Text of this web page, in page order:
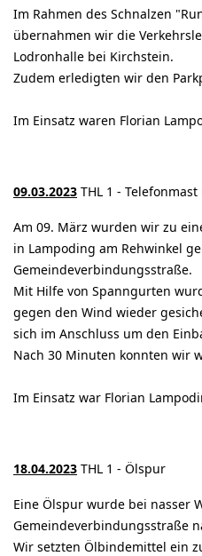
Im Rahmen des Schnalzen
übernahmen wir die
Lodronhalle bei Kirchstein.
Zudem erledigten wir den
Im Einsatz waren Florian
09.03.2023 THL 1 -
Am 09. März wurden wir zu
in Lampoding am Rehwinkel
Gemeindeverbindungsstraße.
Mit Hilfe von Spanngurten
gegen den Wind wieder
sich im Anschluss um den
Nach 30 Minuten konnten wir
Im Einsatz war Florian
18.04.2023 THL 1 - Ölspur
Eine Ölspur wurde bei nasser
Gemeindeverbindungsstraße
Wir setzten Ölbindemittel ein